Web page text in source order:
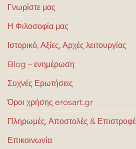
Γνωρίστε μας
Η Φιλοσοφία μας
Ιστορικό, Αξίες, Αρχές λειτουργίας
Blog – ενημέρωση
Συχνές Ερωτήσεις
Όροι χρήσης erosart.gr
Πληρωμές, Αποστολές &
Επικοινωνία